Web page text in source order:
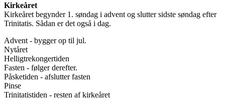
Kirkeåret
Kirkeåret begynder 1. søndag i advent og slutter sidste søndag efter
Trinitatis. Sådan er det også i dag.
Advent - bygger op til jul.
Nytåret
Helligtrekongertiden
Fasten - følger derefter.
Påsketiden - afslutter fasten
Pinse
Trinitatistiden - resten af kirkeåret